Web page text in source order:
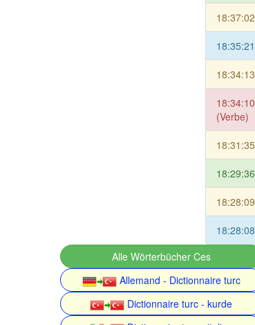
18:37:02
18:35:21
18:34:13
18:34:10
(Verbe)
18:31:35
18:29:36
18:28:09
18:28:08
Alle Wörterbücher Ces
Allemand - Dictionnaire turc
Dictionnaire turc - kurde